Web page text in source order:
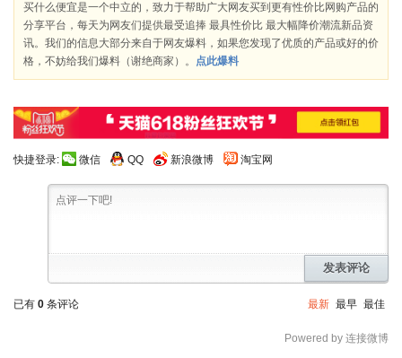
买什么便宜是一个中立的，致力于帮助广大网友买到更有性价比网购产品的
分享平台，每天为网友们提供最受追捧 最具性价比 最大幅降价潮流新品资
讯。我们的信息大部分来自于网友爆料，如果您发现了优质的产品或好的价
格，不妨给我们爆料（谢绝商家）。 点此爆料
快捷登录: 微信 QQ 新浪微博 淘宝网
发表评论
已有 0 条评论 最新 最早 最佳
Powered by 连接微博